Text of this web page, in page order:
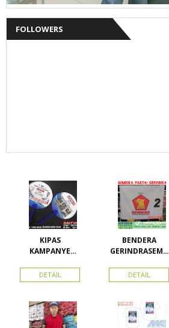
FOLLOWERS
KIPAS
KAMPANYE
DETAIL
BENDERA
GERINDRASEMU
DETAIL